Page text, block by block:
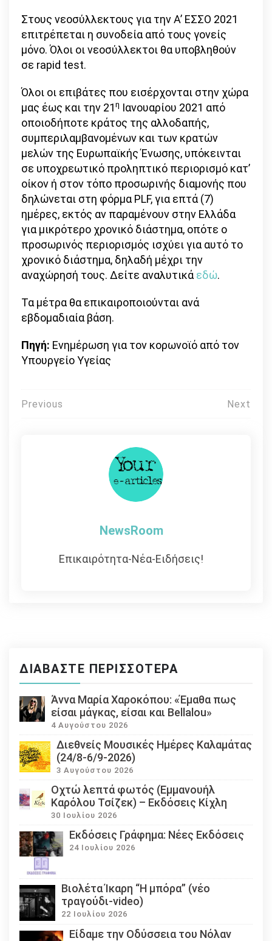
Στους νεοσύλλεκτους για την Α’ ΕΣΣΟ 2021
επιτρέπεται η συνοδεία από τους γονείς
μόνο. Όλοι οι νεοσύλλεκτοι θα υποβληθούν
σε rapid test.
Όλοι οι επιβάτες που εισέρχονται στην χώρα
μας έως και την 21η Ιανουαρίου 2021 από
οποιοδήποτε κράτος της αλλοδαπής,
συμπεριλαμβανομένων και των κρατών
μελών της Ευρωπαϊκής Ένωσης, υπόκεινται
σε υποχρεωτικό προληπτικό περιορισμό κατ’
οίκον ή στον τόπο προσωρινής διαμονής που
δηλώνεται στη φόρμα PLF, για επτά (7)
ημέρες, εκτός αν παραμένουν στην Ελλάδα
για μικρότερο χρονικό διάστημα, οπότε ο
προσωρινός περιορισμός ισχύει για αυτό το
χρονικό διάστημα, δηλαδή μέχρι την
αναχώρησή τους. Δείτε αναλυτικά εδώ.
Τα μέτρα θα επικαιροποιούνται ανά
εβδομαδιαία βάση.
Πηγή: Ενημέρωση για τον κορωνοϊό από τον
Υπουργείο Υγείας
Πλοήγηση
Previous Next
NewsRoom
Επικαιρότητα-Νέα-Ειδήσεις!
ΔΙΑΒΆΣΤΕ ΠΕΡΙΣΣΌΤΕΡΑ
Άννα Μαρία Χαροκόπου: «Έμαθα πως
είσαι μάγκας, είσαι και Bellalou»
4 Αυγούστου 2026
Διεθνείς Μουσικές Ημέρες Καλαμάτας
(24/8-6/9-2026)
3 Αυγούστου 2026
Οχτώ λεπτά φωτός (Εμμανουήλ
Καρόλου Τσίζεκ) – Εκδόσεις Κίχλη
30 Ιουλίου 2026
Εκδόσεις Γράφημα: Νέες Εκδόσεις
24 Ιουλίου 2026
Βιολέτα Ίκαρη “Η μπόρα” (νέο
τραγούδι-video)
22 Ιουλίου 2026
Eίδαμε την Οδύσσεια του Νόλαν